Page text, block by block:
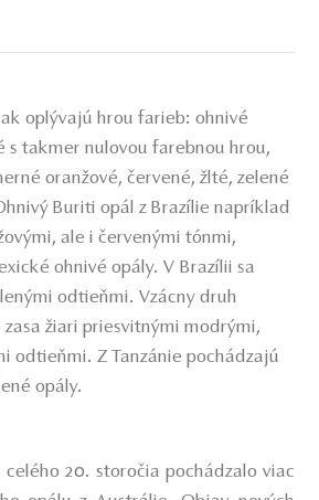
oplývajú hrou farieb: ohnivé
s takmer nulovou farebnou hrou,
oranžové, červené, žlté, zelené
Buriti opál z Brazílie napríklad
ale i červenými tónmi,
ohnivé opály. V Brazílii sa
odtieňmi. Vzácny druh
žiari priesvitnými modrými,
odtieňmi. Z Tanzánie pochádzajú
opály.
20. storočia pochádzalo viac